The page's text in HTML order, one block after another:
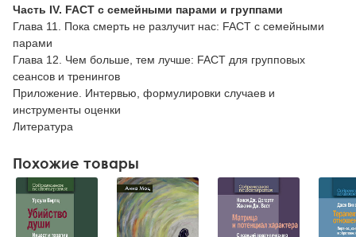
Часть IV. FACT с семейными парами и группами
Глава 11. Пока смерть не разлучит нас: FACT с семейными
парами
Глава 12. Чем больше, тем лучше: FACT для групповых
сеансов и тренингов
Приложение. Интервью, формулировки случаев и
инструменты оценки
Литература
Похожие товары